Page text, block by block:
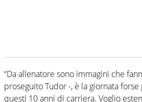
“Da allenatore sono immagini che
proseguito Tudor -, è la giornata
questi 10 anni di carriera. Voglio